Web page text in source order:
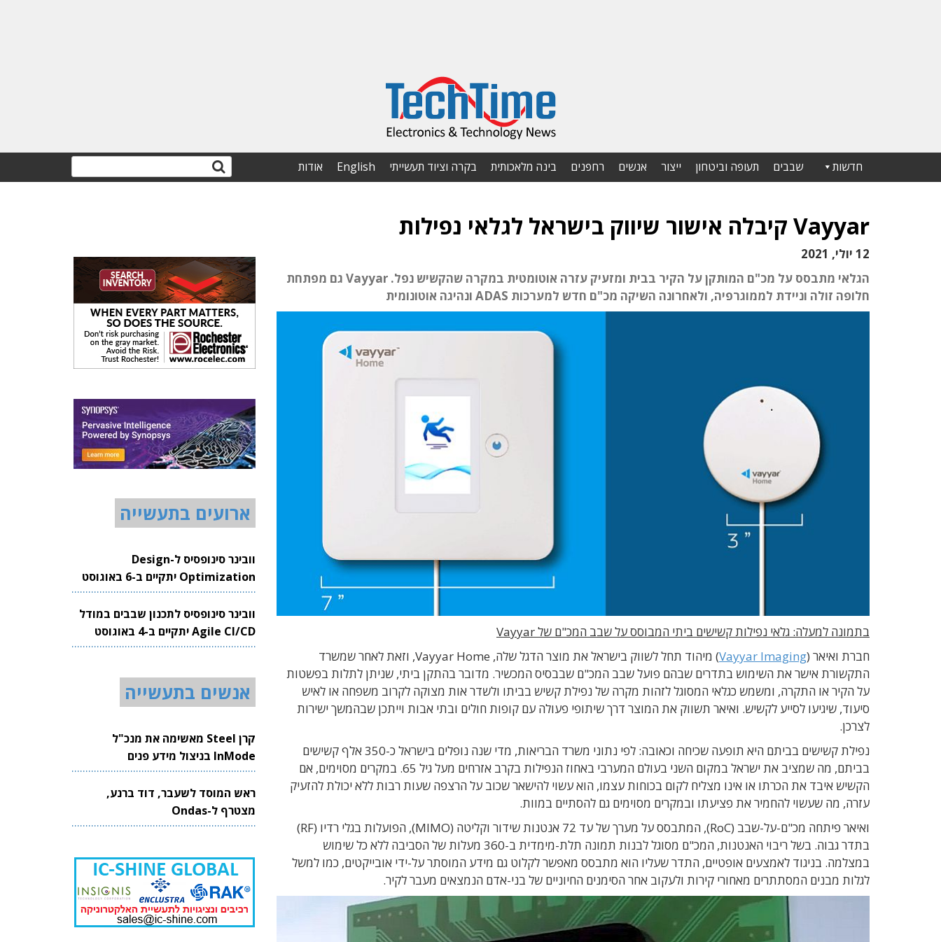
חדשות שבבים תעופה וביטחון ייצור אנשים רחפנים בינה מלאכותית בקרה וציוד תעשייתי English אודות
Vayyar קיבלה אישור שיווק בישראל לגלאי נפילות
12 יולי, 2021
הגלאי מתבסס על מכ"ם המותקן על הקיר בבית ומזעיק עזרה אוטומטית במקרה שהקשיש נפל. Vayyar גם מפתחת
חלופה זולה וניידת לממוגרפיה, ולאחרונה השיקה מכ"ם חדש למערכות ADAS ונהיגה אוטונומית
בתמונה למעלה: גלאי נפילות קשישים ביתי המבוסס על שבב המכ"ם של Vayyar
חברת ואיאר (Vayyar Imaging
) מיהוד תחל לשווק בישראל את מוצר הדגל שלה, Vayyar Home, וזאת לאחר שמשרד
התקשורת אישר את השימוש בתדרים שבהם פועל שבב המכ"ם שבבסיס המכשיר. מדובר בהתקן ביתי, שניתן לתלות בפשטות
על הקיר או התקרה, ומשמש כגלאי המסוגל לזהות מקרה של נפילת קשיש בביתו ולשדר אות מצוקה לקרוב משפחה או לאיש
סיעוד, שיגיעו לסייע לקשיש. ואיאר תשווק את המוצר דרך שיתופי פעולה עם קופות חולים ובתי אבות וייתכן שבהמשך ישירות
לצרכן.
נפילת קשישים בביתם היא תופעה שכיחה וכאובה: לפי נתוני משרד הבריאות, מדי שנה נופלים בישראל כ-350 אלף קשישים
בביתם, מה שמציב את ישראל במקום השני בעולם המערבי באחוז הנפילות בקרב אזרחים מעל גיל 65. במקרים מסוימים, אם
הקשיש איבד את הכרתו או אינו מצליח לקום בכוחות עצמו, הוא עשוי להישאר שכוב על הרצפה שעות רבות ללא יכולת להזעיק
עזרה, מה שעשוי להחמיר את פציעתו ובמקרים מסוימים גם להסתיים במוות.
ואיאר פיתחה מכ"ם-על-שבב (RoC), המתבסס על מערך של עד 72 אנטנות שידור וקליטה (MIMO), הפועלות בגלי רדיו (RF)
בתדר גבוה. בשל ריבוי האנטנות, המכ"ם מסוגל לבנות תמונה תלת-מימדית ב-360 מעלות של הסביבה ללא כל שימוש
במצלמה. בניגוד לאמצעים אופטיים, התדר שעליו הוא מתבסס מאפשר לקלוט גם מידע המוסתר על-ידי אובייקטים, כמו למשל
לגלות מבנים המסתתרים מאחורי קירות ולעקוב אחר הסימנים החיוניים של בני-אדם הנמצאים מעבר לקיר.
ארועים בתעשייה
וובינר סינופסיס ל-Design
Optimization יתקיים ב-6 באוגוסט
2026
וובינר סינופסיס לתכנון שבבים במודל
Agile CI/CD יתקיים ב-4 באוגוסט
2026
אנשים בתעשייה
קרן Steel מאשימה את מנכ"ל
InMode בניצול מידע פנים
ראש המוסד לשעבר, דוד ברנע,
מצטרף ל-Ondas